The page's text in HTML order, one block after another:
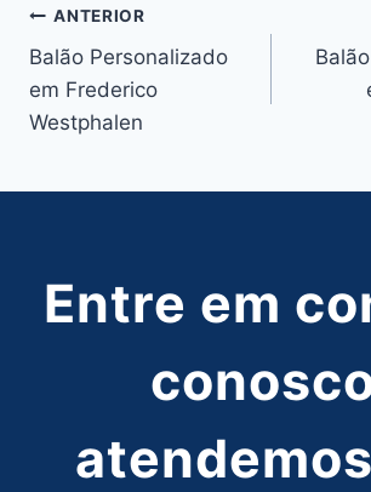
Navegação
de
Post
ANTERIOR
Balão Personalizado
em Frederico
Westphalen
Entre em